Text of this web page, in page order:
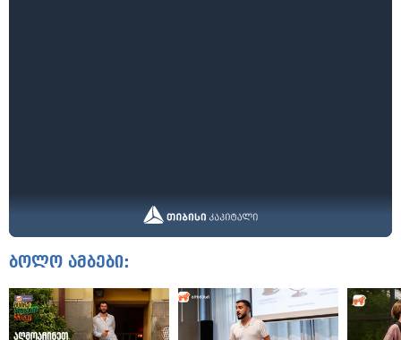
ბოლო ამბები: